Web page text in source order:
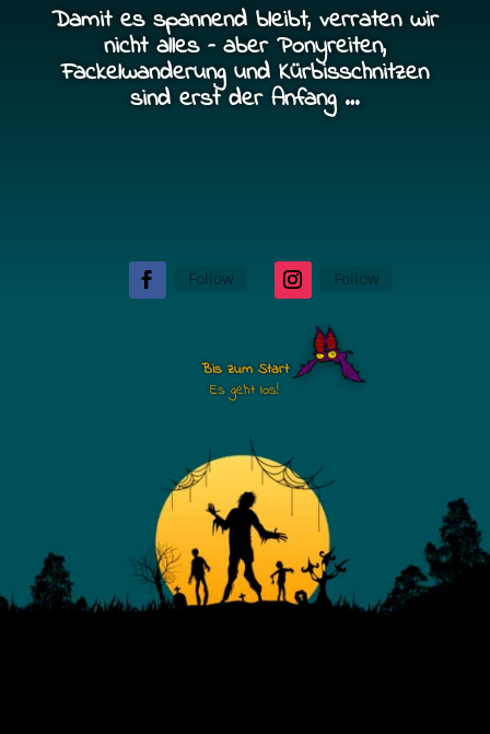
Damit es spannend bleibt, verraten wir
nicht alles – aber Ponyreiten,
Fackelwanderung und Kürbisschnitzen
sind erst der Anfang …
Follow Follow
Bis zum Start
Es geht los!